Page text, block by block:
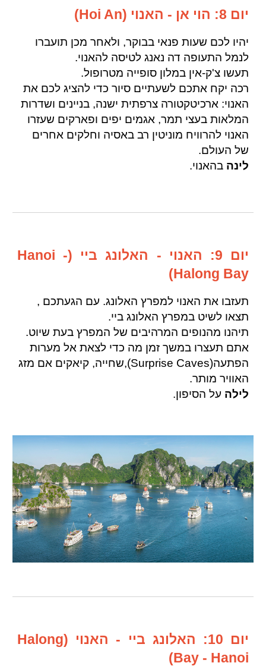
יום 8: הוי אן - האנוי (Hoi An)
יהיו לכם שעות פנאי בבוקר, ולאחר מכן תועברו
לנמל התעופה דה נאנג לטיסה להאנוי.
תעשו צ'ק-אין במלון סופייה מטרופול.
רכה יקח אתכם לשעתיים סיור כדי להציג לכם את
האנוי: ארכיטקטורה צרפתית ישנה, בניינים ושדרות
המלאות בעצי תמר, אגמים יפים ופארקים שעזרו
האנוי להרוויח מוניטין רב באסיה וחלקים אחרים
של העולם.
לינהבהאנוי.
יום 9: האנוי - האלונג ביי (Hanoi -
Halong Bay)
תעזבו את האנוי למפרץ האלונג. עם הגעתכם ,
תצאו לשיט במפרץ האלונג ביי.
תיהנו מהנופים המרהיבים של המפרץ בעת שיוט.
אתם תעצרו במשך זמן מה כדי לצאת אל מערות
הפתעה(Surprise Caves),שחייה, קיאקים אם מזג
האוויר מותר.
לילה על הסיפון.
יום 10: האלונג ביי - האנוי (Halong
Bay - Hanoi)